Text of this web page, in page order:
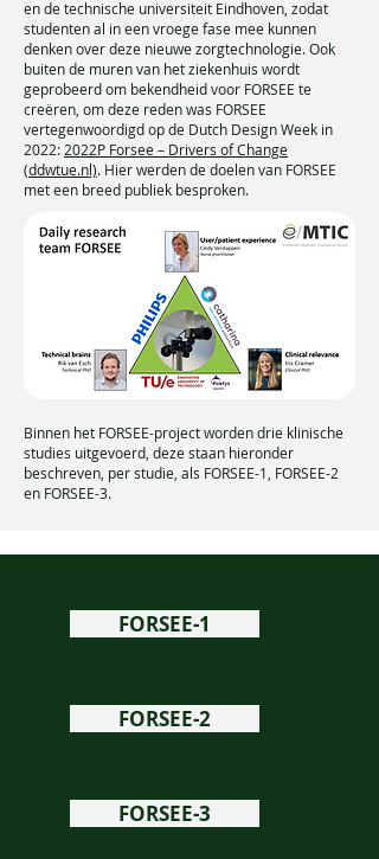
en de technische universiteit Eindhoven, zodat
studenten al in een vroege fase mee kunnen
denken over deze nieuwe zorgtechnologie. Ook
buiten de muren van het ziekenhuis wordt
geprobeerd om bekendheid voor FORSEE te
creëren, om deze reden was FORSEE
vertegenwoordigd op de Dutch Design Week in
2022: 2022P Forsee – Drivers of Change
(ddwtue.nl). Hier werden de doelen van FORSEE
met een breed publiek besproken.
Binnen het FORSEE-project worden drie klinische
studies uitgevoerd, deze staan hieronder
beschreven, per studie, als FORSEE-1, FORSEE-2
en FORSEE-3.
FORSEE-1
FORSEE-2
FORSEE-3